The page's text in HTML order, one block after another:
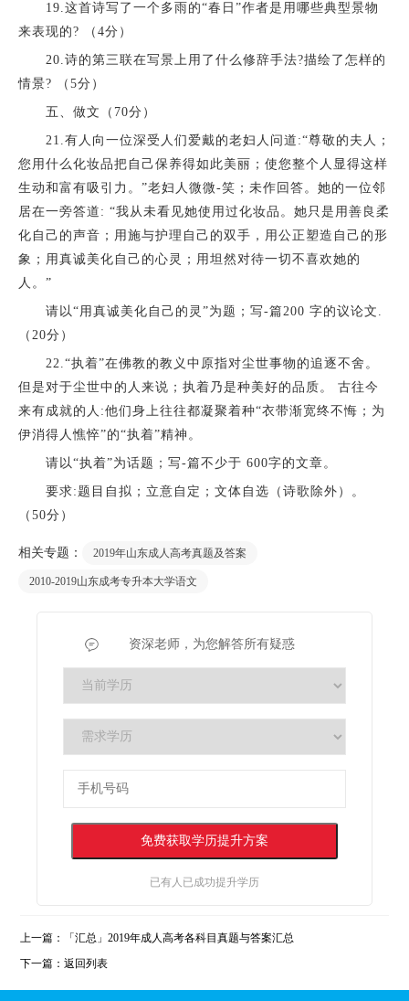
19.这首诗写了一个多雨的“春日”作者是用哪些典型景物
来表现的? （4分）
20.诗的第三联在写景上用了什么修辞手法?描绘了怎样的
情景? （5分）
五、做文（70分）
21.有人向一位深受人们爱戴的老妇人问道:“尊敬的夫人；
您用什么化妆品把自己保养得如此美丽；使您整个人显得这样
生动和富有吸引力。”老妇人微微-笑；未作回答。她的一位邻
居在一旁答道: “我从未看见她使用过化妆品。她只是用善良柔
化自己的声音；用施与护理自己的双手，用公正塑造自己的形
象；用真诚美化自己的心灵；用坦然对待一切不喜欢她的
人。”
请以“用真诚美化自己的灵”为题；写-篇200 字的议论文.
（20分）
22.“执着”在佛教的教义中原指对尘世事物的追逐不舍。
但是对于尘世中的人来说；执着乃是种美好的品质。 古往今
来有成就的人:他们身上往往都凝聚着种“衣带渐宽终不悔；为
伊消得人憔悴”的“执着”精神。
请以“执着”为话题；写-篇不少于 600字的文章。
要求:题目自拟；立意自定；文体自选（诗歌除外）。
（50分）
相关专题： 2019年山东成人高考真题及答案
2010-2019山东成考专升本大学语文
资深老师，为您解答所有疑惑
已有人已成功提升学历
上一篇：
「汇总」2019年成人高考各科目真题与答案汇总
下一篇： 返回列表